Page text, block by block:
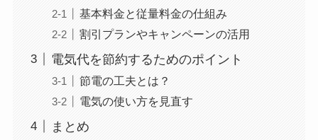
基本料金と従量料金の仕組み
割引プランやキャンペーンの活用
電気代を節約するためのポイント
節電の工夫とは？
電気の使い方を見直す
まとめ